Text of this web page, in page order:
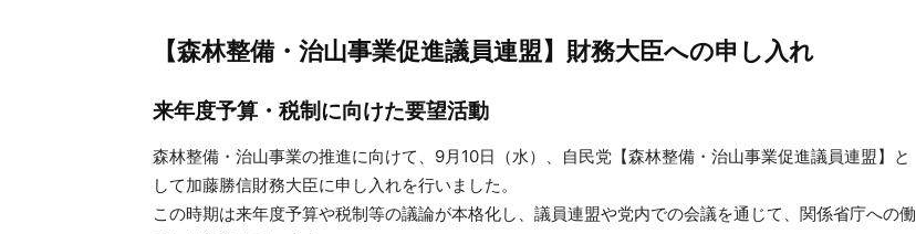
【森林整備・治山事業促進議員連盟】財務大臣への申し入れ
来年度予算・税制に向けた要望活動
森林整備・治山事業の推進に向けて、9月10日（水）、自民党【森林整備・治山事業促進議員連盟】と
して加藤勝信財務大臣に申し入れを行いました。
この時期は来年度予算や税制等の議論が本格化し、議員連盟や党内での会議を通じて、関係省庁への働